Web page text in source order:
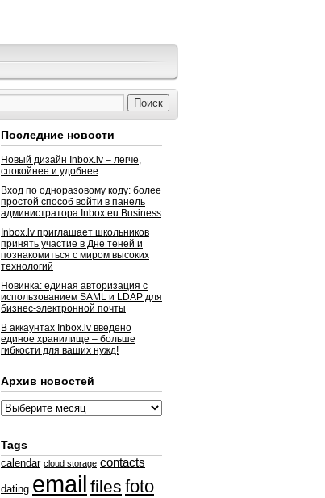
Последние новости
Новый дизайн Inbox.lv – легче,
спокойнее и удобнее
Вход по одноразовому коду: более
простой способ войти в панель
администратора Inbox.eu Business
Inbox.lv приглашает школьников
принять участие в Дне теней и
познакомиться с миром высоких
технологий
Новинка: единая авторизация с
использованием SAML и LDAP для
бизнес-электронной почты
В аккаунтах Inbox.lv введено
единое хранилище – больше
гибкости для ваших нужд!
Архив новостей
Tags
calendar cloud storage contacts
dating email files foto